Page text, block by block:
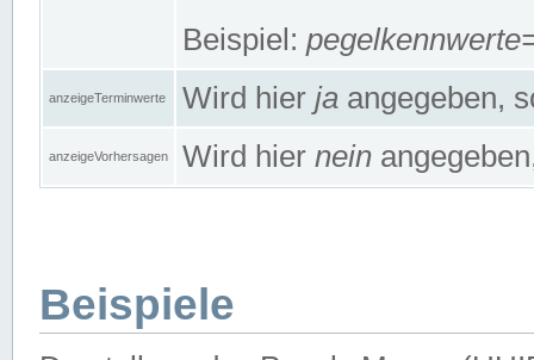
Beispiel:
anzeigeTerminwerte Wird hier ja angegeben,
anzeigeVorhersagen Wird hier nein
Beispiele